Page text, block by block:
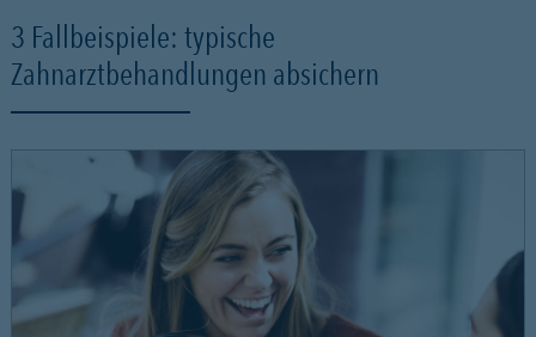
3 Fallbeispiele: typische
Zahnarztbehandlungen absichern